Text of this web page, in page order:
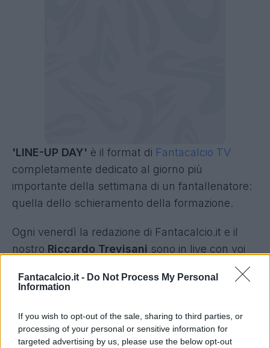
Fantacalcio.it - Do Not Process My Personal
Information
If you wish to opt-out of the sale, sharing to third parties, or
processing of your personal or sensitive information for
targeted advertising by us, please use the below opt-out
'LINE-UP DAY' è il format di Fantacalcio TV
completamente dedicato al giorno più
importante della settimana di un fantallenatore:
quella dello schieramento della formazione.
Ogni venerdì la redazione di Fantacalcio.it e il
nostro Riccardo Trevisani sono in live con voi
per aiutare tutti gli spettatori a risolvere i propri
dubbi su chi schierare nell'imminente giornata di
Un focus è dedicato allaRomadi De Rossi.